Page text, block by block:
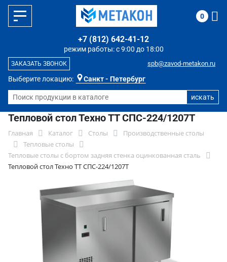
Выберите локацию: Санкт - Петербург
режим работы: с 9:00 до 18:00
+7 (812) 642-41-12
spb@zavod-metakon.ru
ЗАКАЗАТЬ ЗВОНОК
0
Тепловой стол Техно ТТ СПС-224/1207Т
Главная Каталог Столы
Производственные столы
Тепловые столы
Тепловые столы с бортом задняя стенка оцинкованная сталь
Тепловой стол Техно ТТ СПС-224/1207Т